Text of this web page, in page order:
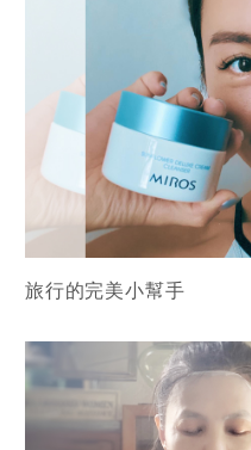
旅行的完美小幫手